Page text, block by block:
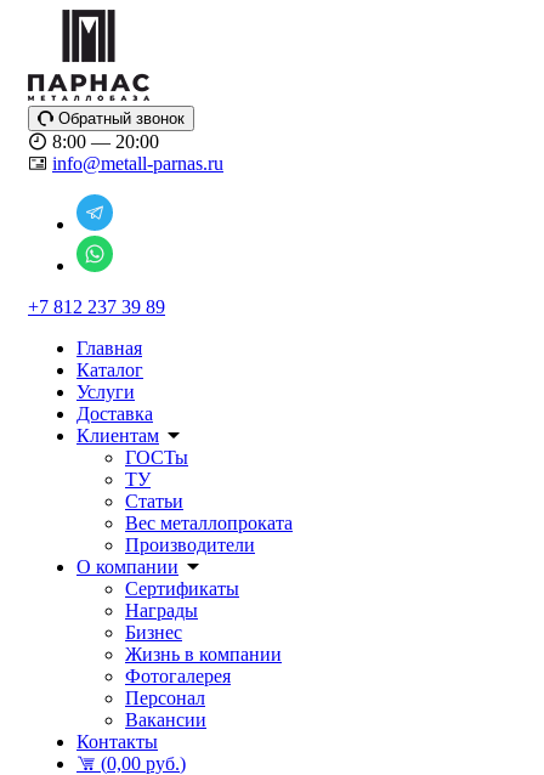
Обратный звонок
8:00 — 20:00
info@metall-parnas.ru
+7 812 237 39 89
Главная
Каталог
Услуги
Доставка
Клиентам
ГОСТы
ТУ
Статьи
Вес металлопроката
Производители
О компании
Сертификаты
Награды
Бизнес
Жизнь в компании
Фотогалерея
Персонал
Вакансии
Контакты
(0,00 руб.)